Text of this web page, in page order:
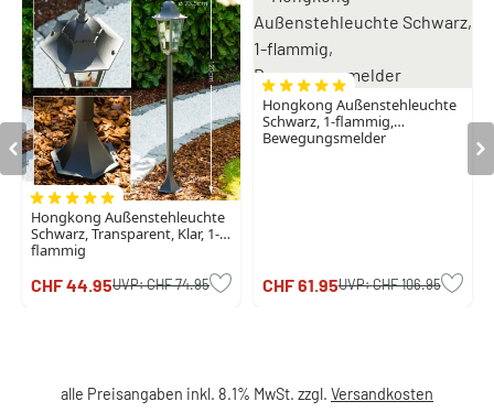
Hongkong Außenstehleuchte
Schwarz, Transparent, Klar, 1-
flammig
CHF 44.95UVP:CHF 74.95
Hongkong Außenstehleuchte
Schwarz, 1-flammig,
Bewegungsmelder
CHF 61.95UVP:CHF 106.95
alle Preisangaben inkl. 8.1% MwSt. zzgl. Versandkosten